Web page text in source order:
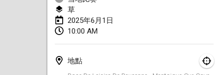
草
2025年6月1日
10:00 AM
地點
2025年1月19日